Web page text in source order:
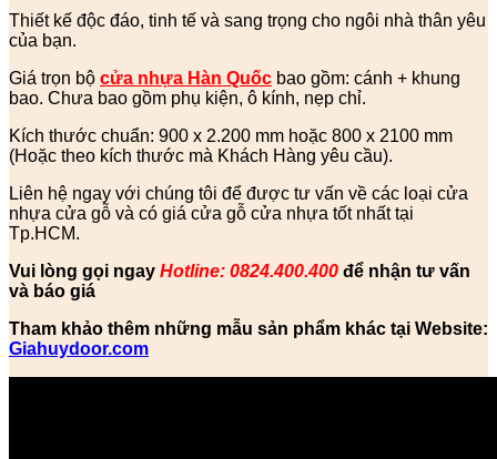
Thiết kế độc đáo, tinh tế và sang trọng cho ngôi nhà thân yêu
của bạn.
Giá trọn bộ cửa nhựa Hàn Quốc bao gồm: cánh + khung
bao. Chưa bao gồm phụ kiện, ô kính, nẹp chỉ.
Kích thước chuẩn: 900 x 2.200 mm hoặc 800 x 2100 mm
(Hoặc theo kích thước mà Khách Hàng yêu cầu).
Liên hệ ngay với chúng tôi để được tư vấn về các loại cửa
nhựa cửa gỗ và có giá cửa gỗ cửa nhựa tốt nhất tại
Tp.HCM.
Vui lòng gọi ngay Hotline: 0824.400.400 để nhận tư vấn
và báo giá
Tham khảo thêm những mẫu sản phẩm khác tại Website:
Giahuydoor.com